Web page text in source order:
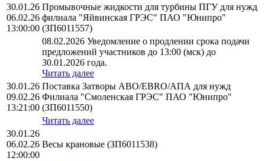
30.01.26
06.02.26
13:00:00
Промывочные жидкости для турбины ПГУ для нужд
филиала "Яйвинская ГРЭС" ПАО "Юнипро"
(ЗП6011557)
08.02.2026 Уведомление о продлении срока подачи
предложений участников до 13:00 (мск) до
30.01.2026 года.
Читать далее
30.01.26
09.02.26
13:21:00
Поставка Затворы ABO/EBRO/АПА для нужд
Филиала "Смоленская ГРЭС" ПАО "Юнипро"
(ЗП6011550)
Читать далее
30.01.26
06.02.26
12:00:00
Весы крановые (ЗП6011538)